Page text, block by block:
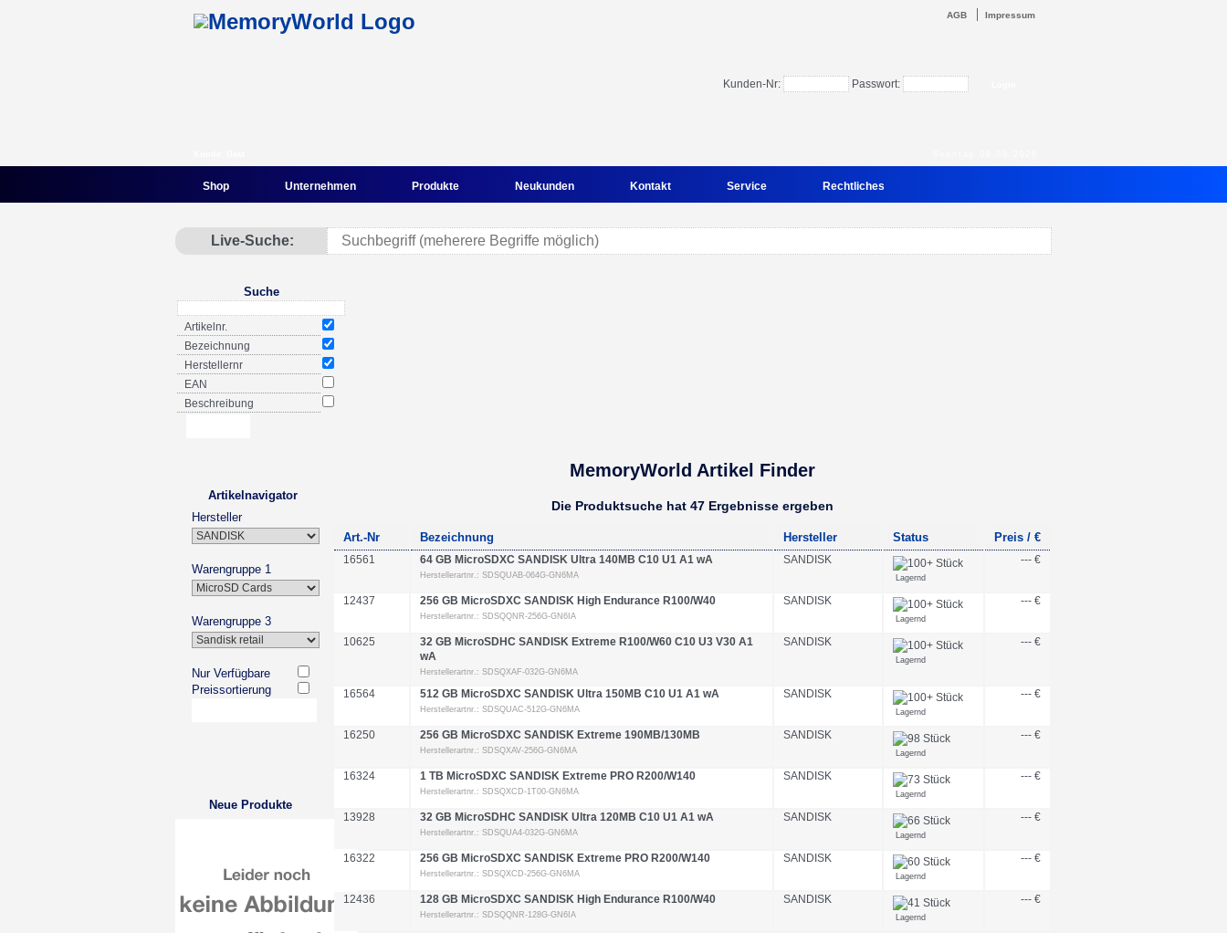
AGB Impressum
Kunden-Nr: Passwort:
Shop Unternehmen Produkte Neukunden Kontakt Service Rechtliches
Live-Suche:
Suche
Artikelnr.
Bezeichnung
Herstellernr
EAN
Beschreibung
Artikelnavigator
Hersteller
Warengruppe 1
Warengruppe 3
Nur Verfügbare
Preissortierung
Neue Produkte
MemoryWorld Artikel Finder
Die Produktsuche hat 47 Ergebnisse ergeben
Art.-Nr Bezeichnung Hersteller Status Preis / €
16561 64 GB MicroSDXC SANDISK Ultra 140MB C10 U1 A1 wA
Herstellerartnr.: SDSQUAB-064G-GN6MA
SANDISK
Lagernd
--- €
12437 256 GB MicroSDXC SANDISK High Endurance R100/W40
Herstellerartnr.: SDSQQNR-256G-GN6IA
SANDISK
Lagernd
--- €
10625
32 GB MicroSDHC SANDISK Extreme R100/W60 C10 U3 V30 A1
wA
Herstellerartnr.: SDSQXAF-032G-GN6MA
SANDISK
Lagernd
--- €
16564 512 GB MicroSDXC SANDISK Ultra 150MB C10 U1 A1 wA
Herstellerartnr.: SDSQUAC-512G-GN6MA
SANDISK
Lagernd
--- €
16250 256 GB MicroSDXC SANDISK Extreme 190MB/130MB
Herstellerartnr.: SDSQXAV-256G-GN6MA
SANDISK
Lagernd
--- €
16324 1 TB MicroSDXC SANDISK Extreme PRO R200/W140
Herstellerartnr.: SDSQXCD-1T00-GN6MA
SANDISK
Lagernd
--- €
13928 32 GB MicroSDHC SANDISK Ultra 120MB C10 U1 A1 wA
Herstellerartnr.: SDSQUA4-032G-GN6MA
SANDISK
Lagernd
--- €
16322 256 GB MicroSDXC SANDISK Extreme PRO R200/W140
Herstellerartnr.: SDSQXCD-256G-GN6MA
SANDISK
Lagernd
--- €
12436 128 GB MicroSDXC SANDISK High Endurance R100/W40
Herstellerartnr.: SDSQQNR-128G-GN6IA
SANDISK
Lagernd
--- €